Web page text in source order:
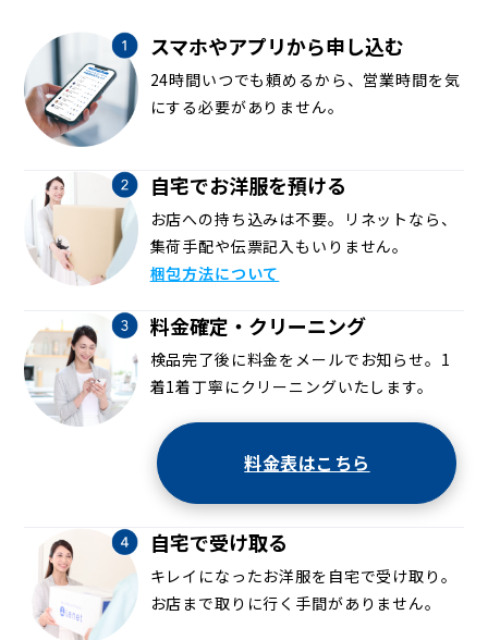
スマホやアプリから申し込む
24時間いつでも頼めるから、営業時間を気
にする必要がありません。
自宅でお洋服を預ける
お店への持ち込みは不要。リネットなら、
集荷手配や伝票記入もいりません。
梱包方法について
料金確定・クリーニング
検品完了後に料金をメールでお知らせ。1
着1着丁寧にクリーニングいたします。
料金表はこちら
自宅で受け取る
キレイになったお洋服を自宅で受け取り。
お店まで取りに行く手間がありません。